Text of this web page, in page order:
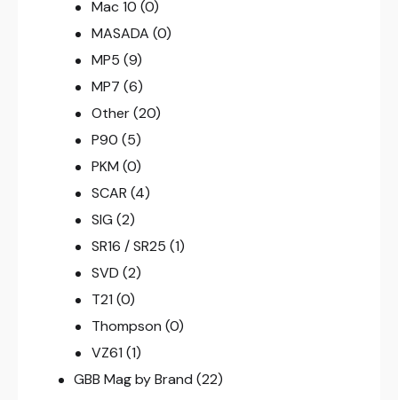
Mac 10 (0)
MASADA (0)
MP5 (9)
MP7 (6)
Other (20)
P90 (5)
PKM (0)
SCAR (4)
SIG (2)
SR16 / SR25 (1)
SVD (2)
T21 (0)
Thompson (0)
VZ61 (1)
GBB Mag by Brand (22)